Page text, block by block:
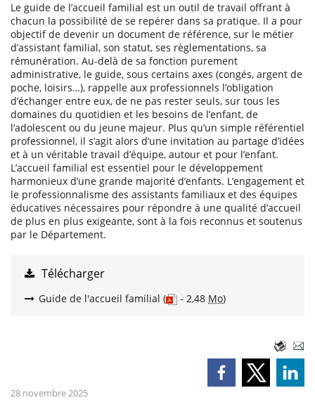
Le guide de l’accueil familial est un outil de travail offrant à
chacun la possibilité de se repérer dans sa pratique. Il a pour
objectif de devenir un document de référence, sur le métier
d’assistant familial, son statut, ses règlementations, sa
rémunération. Au-delà de sa fonction purement
administrative, le guide, sous certains axes (congés, argent de
poche, loisirs…), rappelle aux professionnels l’obligation
d’échanger entre eux, de ne pas rester seuls, sur tous les
domaines du quotidien et les besoins de l’enfant, de
l’adolescent ou du jeune majeur. Plus qu’un simple référentiel
professionnel, il s’agit alors d’une invitation au partage d’idées
et à un véritable travail d’équipe, autour et pour l’enfant.
L’accueil familial est essentiel pour le développement
harmonieux d’une grande majorité d’enfants. L’engagement et
le professionnalisme des assistants familiaux et des équipes
éducatives nécessaires pour répondre à une qualité d’accueil
de plus en plus exigeante, sont à la fois reconnus et soutenus
par le Département.
Télécharger
Guide de l'accueil familial ( - 2,48 Mo)
-
2,48
Mo)
28 novembre 2025